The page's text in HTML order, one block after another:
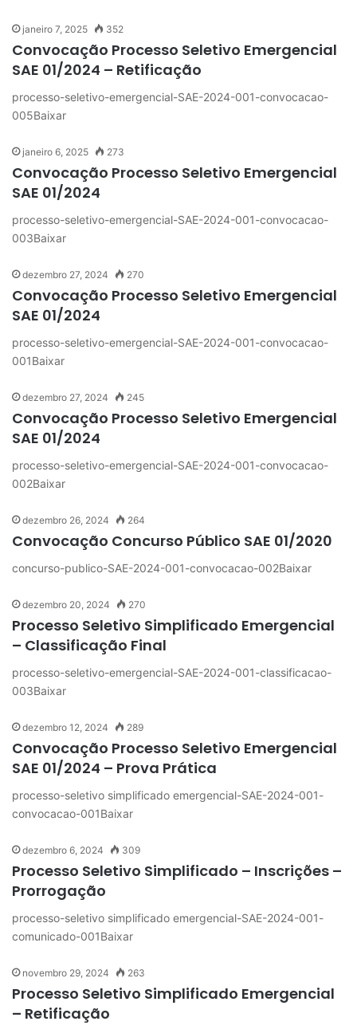
janeiro 7, 2025 352
Convocação Processo Seletivo Emergencial
SAE 01/2024 – Retificação
processo-seletivo-emergencial-SAE-2024-001-convocacao-
005Baixar
janeiro 6, 2025 273
Convocação Processo Seletivo Emergencial
SAE 01/2024
processo-seletivo-emergencial-SAE-2024-001-convocacao-
003Baixar
dezembro 27, 2024 270
Convocação Processo Seletivo Emergencial
SAE 01/2024
processo-seletivo-emergencial-SAE-2024-001-convocacao-
001Baixar
dezembro 27, 2024 245
Convocação Processo Seletivo Emergencial
SAE 01/2024
processo-seletivo-emergencial-SAE-2024-001-convocacao-
002Baixar
dezembro 26, 2024 264
Convocação Concurso Público SAE 01/2020
concurso-publico-SAE-2024-001-convocacao-002Baixar
dezembro 20, 2024 270
Processo Seletivo Simplificado Emergencial
– Classificação Final
processo-seletivo-emergencial-SAE-2024-001-classificacao-
003Baixar
dezembro 12, 2024 289
Convocação Processo Seletivo Emergencial
SAE 01/2024 – Prova Prática
processo-seletivo simplificado emergencial-SAE-2024-001-
convocacao-001Baixar
dezembro 6, 2024 309
Processo Seletivo Simplificado – Inscrições –
Prorrogação
processo-seletivo simplificado emergencial-SAE-2024-001-
comunicado-001Baixar
novembro 29, 2024 263
Processo Seletivo Simplificado Emergencial
– Retificação